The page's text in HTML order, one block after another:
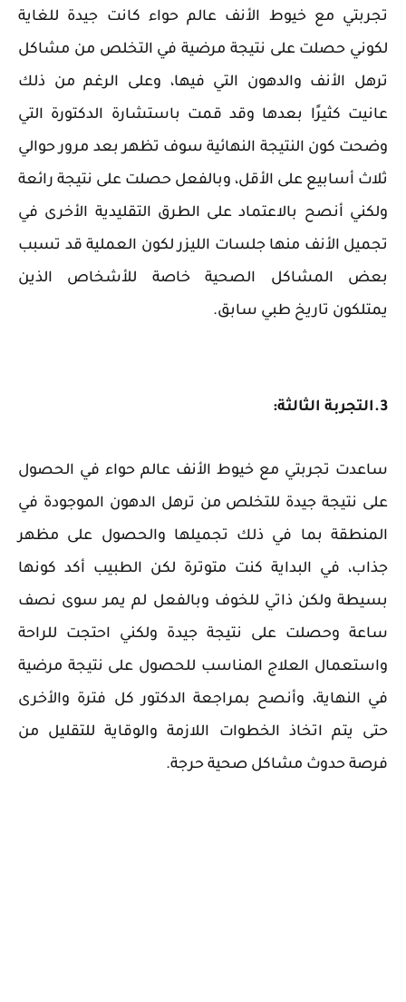
تجربتي مع خيوط الأنف عالم حواء كانت جيدة للغاية
لكوني حصلت على نتيجة مرضية في التخلص من مشاكل
ترهل الأنف والدهون التي فيها، وعلى الرغم من ذلك
عانيت كثيرًا بعدها وقد قمت باستشارة الدكتورة التي
وضحت كون النتيجة النهائية سوف تظهر بعد مرور حوالي
ثلاث أسابيع على الأقل، وبالفعل حصلت على نتيجة رائعة
ولكني أنصح بالاعتماد على الطرق التقليدية الأخرى في
تجميل الأنف منها جلسات الليزر لكون العملية قد تسبب
بعض المشاكل الصحية خاصة للأشخاص الذين
يمتلكون تاريخ طبي سابق.
3.التجربة الثالثة:
ساعدت تجربتي مع خيوط الأنف عالم حواء في الحصول
على نتيجة جيدة للتخلص من ترهل الدهون الموجودة في
المنطقة بما في ذلك تجميلها والحصول على مظهر
جذاب، في البداية كنت متوترة لكن الطبيب أكد كونها
بسيطة ولكن ذاتي للخوف وبالفعل لم يمر سوى نصف
ساعة وحصلت على نتيجة جيدة ولكني احتجت للراحة
واستعمال العلاج المناسب للحصول على نتيجة مرضية
في النهاية، وأنصح بمراجعة الدكتور كل فترة والأخرى
حتى يتم اتخاذ الخطوات اللازمة والوقاية للتقليل من
فرصة حدوث مشاكل صحية حرجة.